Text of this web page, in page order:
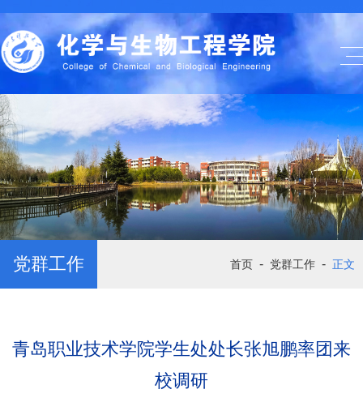
党群工作 首页 - 党群工作 - 正文
青岛职业技术学院学生处处长张旭鹏率团来
校调研